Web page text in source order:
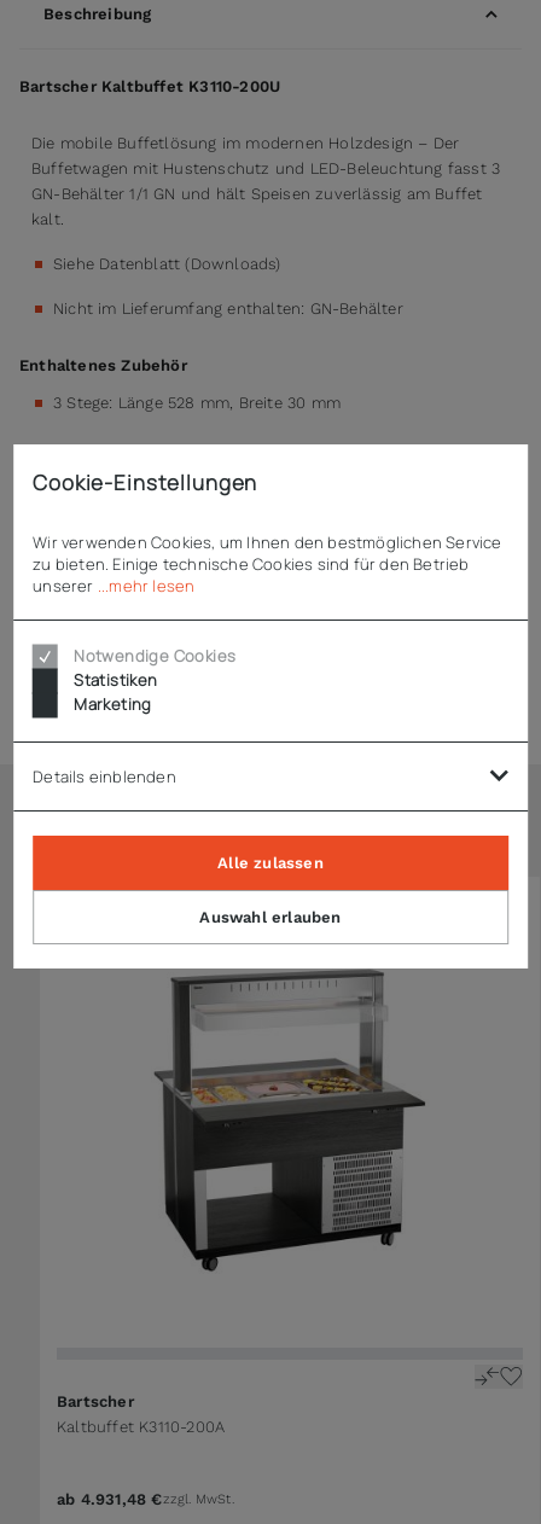
Beschreibung
Bartscher Kaltbuffet K3110-200U
Die mobile Buffetlösung im modernen Holzdesign – Der
Buffetwagen mit Hustenschutz und LED-Beleuchtung fasst 3
GN-Behälter 1/1 GN und hält Speisen zuverlässig am Buffet
kalt.
Siehe Datenblatt (Downloads)
Nicht im Lieferumfang enthalten: GN-Behälter
Enthaltenes Zubehör
3 Stege: Länge 528 mm, Breite 30 mm
Produktsicherheit (GPSR)
Ähnliche Artikel
Bartscher
Kaltbuffet K3110-200A
ab 4.931,48 €zzgl. MwSt.
Cookie-Einstellungen
Wir verwenden Cookies, um Ihnen den bestmöglichen Service
zu bieten. Einige technische Cookies sind für den Betrieb
unserer ...mehr lesen
Notwendige Cookies
Statistiken
Marketing
Details einblenden
Auswahl erlauben
Alle zulassen